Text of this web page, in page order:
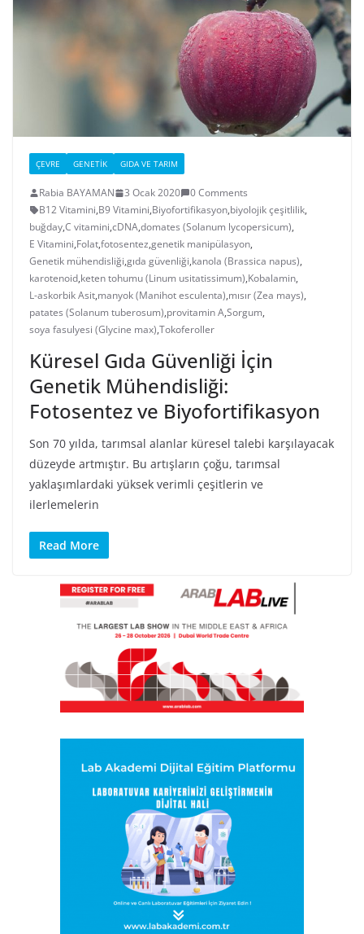
ÇEVRE GENETIK GIDA VE TARIM
Rabia BAYAMAN 3 Ocak 2020
0 Comments
B12 Vitamini,B9 Vitamini,Biyofortifikasyon,biyolojik çeşitlilik,
buğday,C vitamini,cDNA,domates (Solanum lycopersicum),
E Vitamini,Folat,fotosentez,genetik manipülasyon,
Genetik mühendisliği,gıda güvenliği,kanola (Brassica napus),
karotenoid,keten tohumu (Linum usitatissimum),Kobalamin,
L-askorbik Asit,manyok (Manihot esculenta),mısır (Zea mays),
patates (Solanum tuberosum),provitamin A,Sorgum,
soya fasulyesi (Glycine max),Tokoferoller
Küresel Gıda Güvenliği İçin
Genetik Mühendisliği:
Fotosentez ve Biyofortifikasyon
Son 70 yılda, tarımsal alanlar küresel talebi karşılayacak
düzeyde artmıştır. Bu artışların çoğu, tarımsal
yaklaşımlardaki yüksek verimli çeşitlerin ve
ilerlemelerin
Read More